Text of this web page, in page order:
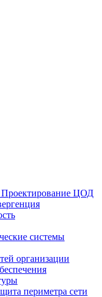
ЦОД
системы
организации
периметра сети